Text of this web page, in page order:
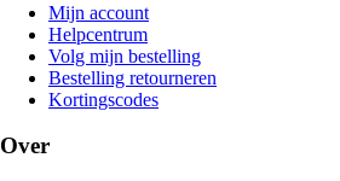
Mijn account
Helpcentrum
Volg mijn bestelling
Bestelling retourneren
Kortingscodes
Over